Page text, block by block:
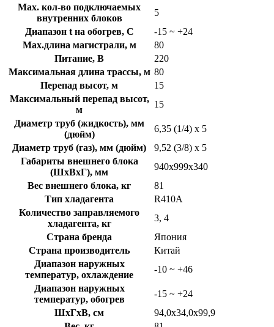
Max. кол-во подключаемых
внутренних блоков
5
Диапазон t на обогрев, C
-15 ~ +24
Max.длина магистрали, м
80
Питание, В
220
Максимальная длина трассы, м 80
Перепад высот, м
15
Максимальный перепад высот,
м
15
Диаметр труб (жидкость), мм
(дюйм)
6,35 (1/4) x 5
Диаметр труб (газ), мм (дюйм)
9,52 (3/8) x 5
Габариты внешнего блока
(ШхВхГ), мм
940х999х340
Вес внешнего блока, кг
81
Тип хладагента
R410A
Количество заправляемого
хладагента, кг
3, 4
Страна бренда
Япония
Страна производитель
Китай
Диапазон наружных
температур, охлаждение
-10 ~ +46
Диапазон наружных
температур, обогрев
-15 ~ +24
ШxГxВ, см
94,0x34,0x99,9